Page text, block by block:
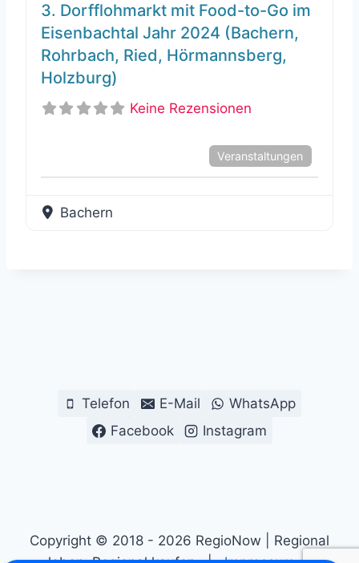
3. Dorfflohmarkt mit Food-to-Go im
Eisenbachtal Jahr 2024 (Bachern,
Rohrbach, Ried, Hörmannsberg,
Holzburg)
Keine Rezensionen
Veranstaltungen
Bachern
Telefon E-Mail
WhatsApp
Facebook
Instagram
Copyright © 2018 - 2026 RegioNow | Regional